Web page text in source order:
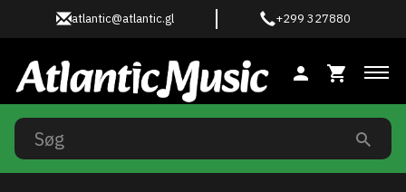
atlantic@atlantic.gl +299 327880